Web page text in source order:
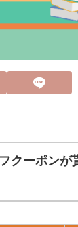
クーポン